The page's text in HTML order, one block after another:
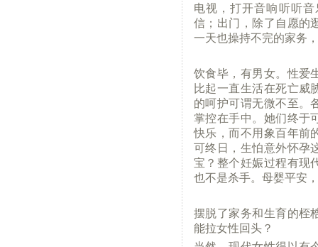
电视，打开音响听听
信；出门，除了自愿的
一天也操持不完的家务
饮食毕，有男女。性爱
比起一直生活在死亡威
的呵护可谓无微不至。
掌控在手中。她们终于
快乐，而不用象百年前
可终日，生怕意外怀孕
宝？整个妊娠过程有现
也不是杀手。母婴平安
摆脱了家务和生育的桎
能拉女性回头？